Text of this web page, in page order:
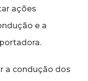
ações
e a
a condução dos